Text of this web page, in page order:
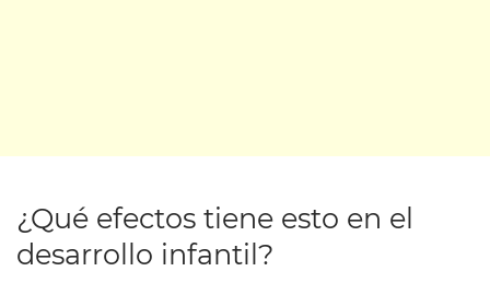
¿Qué efectos tiene esto en el
desarrollo infantil?